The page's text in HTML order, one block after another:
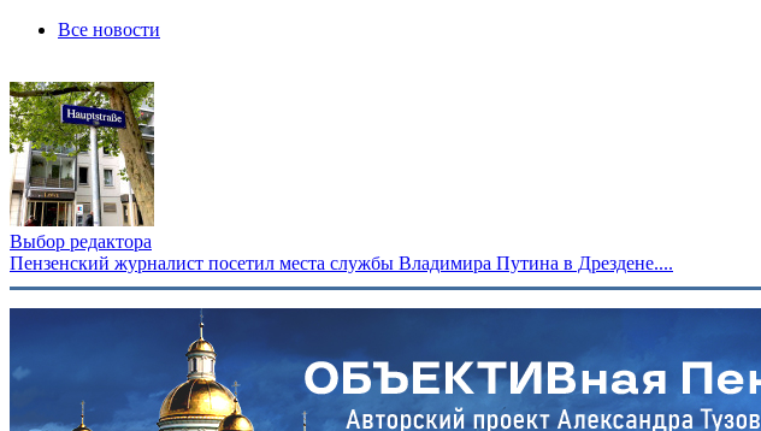
Все новости
Выбор редактора
Пензенский журналист посетил места службы Владимира Путина в Дрездене....